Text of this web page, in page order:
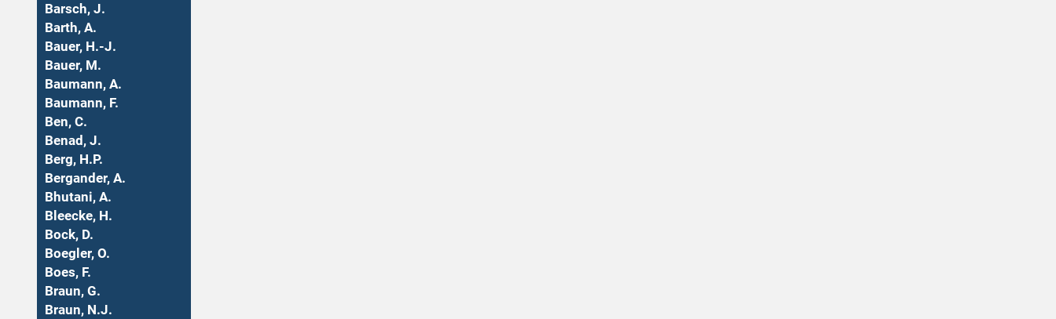
Barsch, J.
Barth, A.
Bauer, H.-J.
Bauer, M.
Baumann, A.
Baumann, F.
Ben, C.
Benad, J.
Berg, H.P.
Bergander, A.
Bhutani, A.
Bleecke, H.
Bock, D.
Boegler, O.
Boes, F.
Braun, G.
Braun, N.J.